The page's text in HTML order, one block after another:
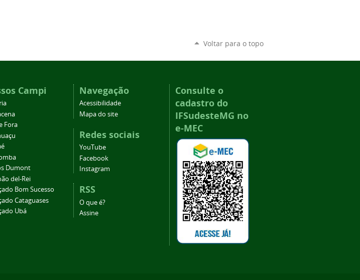
Voltar para o topo
Campi
Fora
Dumont
del-Rei
Bom Sucesso
Cataguases
Ubá
Navegação
Acessibilidade
Mapa do site
Redes sociais
YouTube
Facebook
Instagram
RSS
O que é?
Assine
Consulte o
cadastro do
IFSudesteMG no
e-MEC